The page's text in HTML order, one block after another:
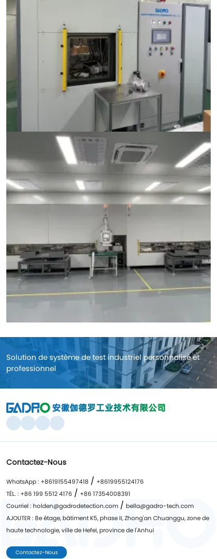
Solution de système de test industriel personnalisé et
professionnel
Contactez-Nous
WhatsApp : +8619155497418 / +8619955124176
TÉL. : +86 199 5512 4176 / +86 17354008391
Courriel : holden@gadrodetection.com / bella@gadro-tech.com
AJOUTER : 8e étage, bâtiment K5, phase II, Zhong'an Chuanggu, zone de
haute technologie, ville de Hefei, province de l'Anhui
Contactez-Nous